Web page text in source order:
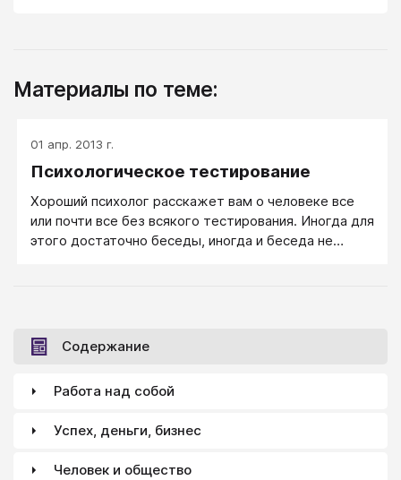
Материалы по теме:
01 апр. 2013 г.
Психологическое тестирование
Хороший психолог расскажет вам о человеке все
или почти все без всякого тестирования. Иногда для
этого достаточно беседы, иногда и беседа не
вот тут пригождаются как раз психологические
тесты.
Содержание
Работа над собой
Успех, деньги, бизнес
Человек и общество